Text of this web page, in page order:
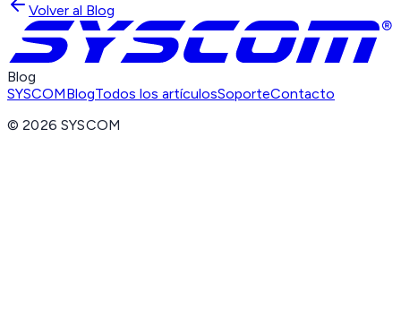
Volver al Blog
Blog
SYSCOMBlogTodos los artículosSoporteContacto
©2026 SYSCOM